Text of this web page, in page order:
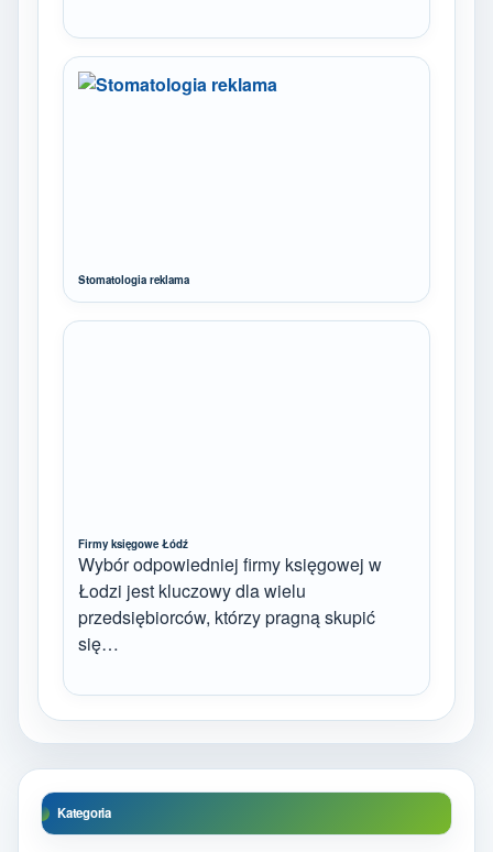
Stomatologia reklama
Firmy księgowe Łódź
Wybór odpowiedniej firmy księgowej w
Łodzi jest kluczowy dla wielu
przedsiębiorców, którzy pragną skupić
się…
Kategoria